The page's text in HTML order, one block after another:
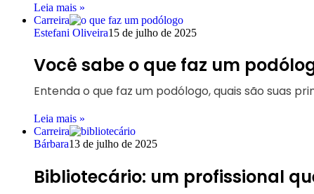
Leia mais »
Carreira
Estefani Oliveira15 de julho de 2025
Você sabe o que faz um
Entenda o que faz um podólogo, quais são suas
Leia mais »
Carreira
Bárbara13 de julho de 2025
Bibliotecário: um profissional